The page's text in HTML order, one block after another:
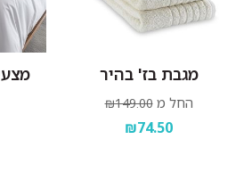
מגבת בז' בהיר
החל מ ₪149.00
₪74.50